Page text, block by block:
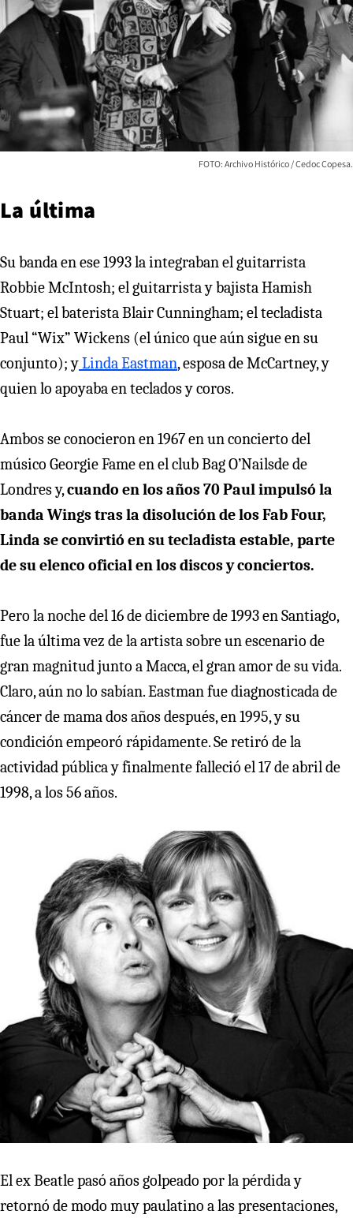
FOTO: Archivo Histórico / Cedoc Copesa.
La última
Su banda en ese 1993 la integraban el guitarrista
Robbie McIntosh; el guitarrista y bajista Hamish
Stuart; el baterista Blair Cunningham; el tecladista
Paul “Wix” Wickens (el único que aún sigue en su
conjunto); yLinda Eastman, esposa de McCartney, y
quien lo apoyaba en teclados y coros.
Ambos se conocieron en 1967 en un concierto del
músico Georgie Fame en el club Bag O’Nailsde de
Londres y,cuando en los años 70 Paul impulsó la
banda Wings tras la disolución de los Fab Four,
Linda se convirtió en su tecladista estable, parte
de su elenco oficial en los discos y conciertos.
Pero la noche del 16 de diciembre de 1993 en Santiago,
fue la última vez de la artista sobre un escenario de
gran magnitud junto a Macca, el gran amor de su vida.
Claro, aún no lo sabían. Eastman fue diagnosticada de
cáncer de mama dos años después, en 1995, y su
condición empeoró rápidamente. Se retiró de la
actividad pública y finalmente falleció el 17 de abril de
1998, a los 56 años.
El ex Beatle pasó años golpeado por la pérdida y
retornó de modo muy paulatino a las presentaciones,